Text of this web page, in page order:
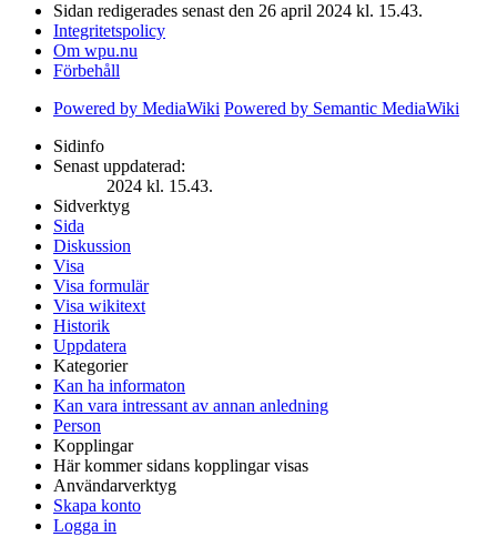
Sidan redigerades senast den 26 april 2024 kl. 15.43.
Integritetspolicy
Om wpu.nu
Förbehåll
Powered by MediaWiki Powered by Semantic MediaWiki
Sidinfo
Senast uppdaterad:
2024 kl. 15.43.
Sidverktyg
Sida
Diskussion
Visa
Visa formulär
Visa wikitext
Historik
Uppdatera
Kategorier
Kan ha informaton
Kan vara intressant av annan anledning
Person
Kopplingar
Här kommer sidans kopplingar visas
Användarverktyg
Skapa konto
Logga in